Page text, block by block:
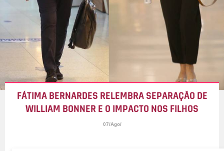
FÁTIMA BERNARDES RELEMBRA SEPARAÇÃO DE
WILLIAM BONNER E O IMPACTO NOS FILHOS
07/Ago/